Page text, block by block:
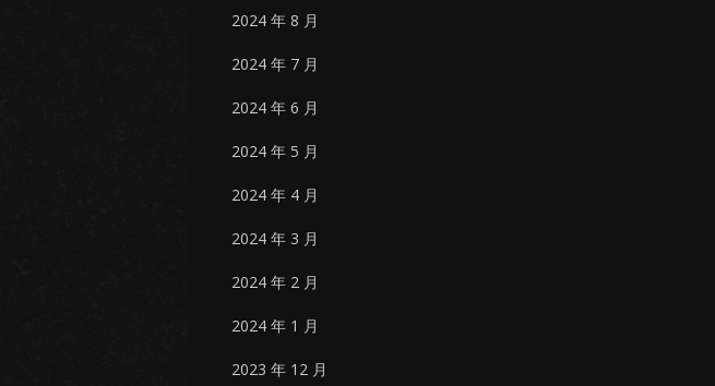
2024 年 8 月
2024 年 7 月
2024 年 6 月
2024 年 5 月
2024 年 4 月
2024 年 3 月
2024 年 2 月
2024 年 1 月
2023 年 12 月